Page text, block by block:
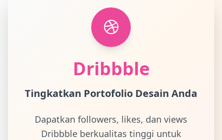
Dribbble
Tingkatkan Portofolio Desain Anda
Dapatkan followers, likes, dan views
Dribbble berkualitas tinggi untuk